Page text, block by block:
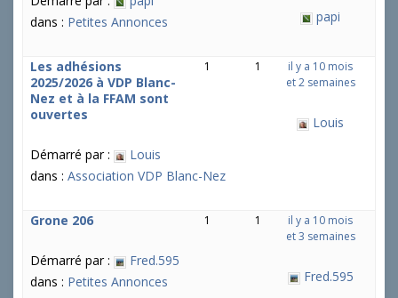
dans : Petites Annonces papi
Les adhésions
2025/2026 à VDP Blanc-
Nez et à la FFAM sont
ouvertes
Démarré par :
Louis
dans : Association VDP Blanc-Nez
1 1
il y a 10 mois
et 2 semaines
Louis
Grone 206
Démarré par :
Fred.595
dans : Petites Annonces
1 1
il y a 10 mois
et 3 semaines
Fred.595